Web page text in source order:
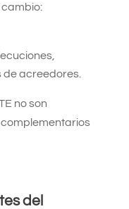
acreedores.
no son
del